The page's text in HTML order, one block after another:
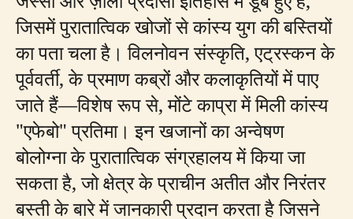
जिसमें पुरातात्विक खोजों से कांस्य युग की बस्तियों
का पता चला है। विलनोवन संस्कृति, एट्रस्कन के
पूर्ववर्ती, के प्रमाण कब्रों और कलाकृतियों में पाए
जाते हैं—विशेष रूप से, मोंटे काप्रा में मिली कांस्य
"एफेबो" प्रतिमा। इन खजानों का अन्वेषण
बोलोग्ना के पुरातात्विक संग्रहालय में किया जा
सकता है, जो क्षेत्र के प्राचीन अतीत और निरंतर
बस्ती के बारे में जानकारी प्रदान करता है जिसने